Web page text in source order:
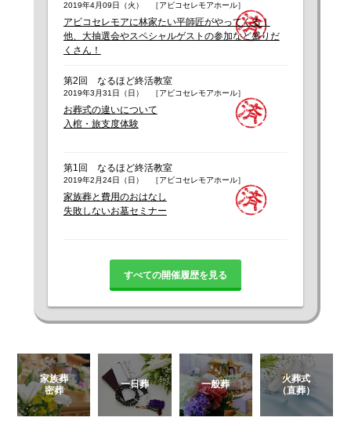
2019年4月09日（火） ［アビコセレモアホール］
アビコセレモアに林家たい平師匠がやってくる！
他、大抽選会やスペシャルゲストの参加など盛りだ
くさん！
第2回 なるほど終活教室
2019年3月31日（日） ［アビコセレモアホール］
お葬式の違いについて
入棺・旅支度体験
第1回 なるほど終活教室
2019年2月24日（日） ［アビコセレモアホール］
家族葬と費用のおはなし
失敗しないお墓セミナー
すべての開催履歴を見る
家族葬
密葬
一日葬 一般葬
火葬式
（直葬）